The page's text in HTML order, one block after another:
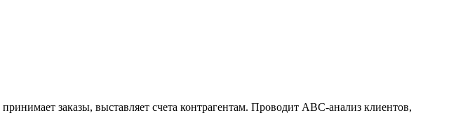
заказы, выставляет счета контрагентам. Проводит АВС-анализ клиентов,